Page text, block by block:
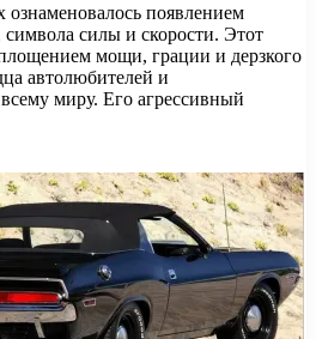
ознаменовалось появлением
силы и скорости. Этот
мощи, грации и дерзкого
автолюбителей и
миру. Его агрессивный